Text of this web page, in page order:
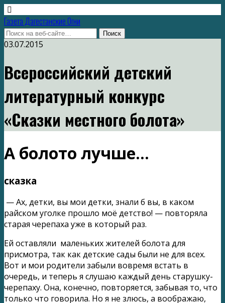
Газета Дагестанские Огни
03.07.2015
Всероссийский детский
литературный конкурс
«Сказки местного болота»
А болото лучше…
сказка
— Ах, детки, вы мои детки, знали б вы, в каком
райском уголке прошло моё детство! — повторяла
старая черепаха уже в который раз.
Ей оставляли маленьких жителей болота для
присмотра, так как детские сады были не для всех.
Вот и мои родители забыли вовремя встать в
очередь, и теперь я слушаю каждый день старушку-
черепаху. Она, конечно, повторяется, забывая то, что
только что говорила. Но я не злюсь, а воображаю,